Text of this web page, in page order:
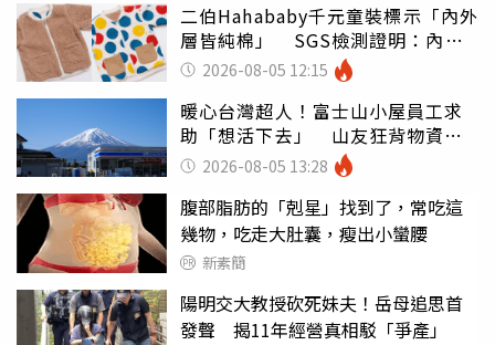
二伯Hahababy千元童裝標示「內外
層皆純棉」 SGS檢測證明：內裡
100%聚酯纖維
2026-08-05 12:15
暖心台灣超人！富士山小屋員工求
助「想活下去」 山友狂背物資上
山：台灣真的是寶島
2026-08-05 13:28
腹部脂肪的「剋星」找到了，常吃這
幾物，吃走大肚囊，瘦出小蠻腰
新素簡
陽明交大教授砍死妹夫！岳母追思首
發聲 揭11年經營真相駁「爭產」